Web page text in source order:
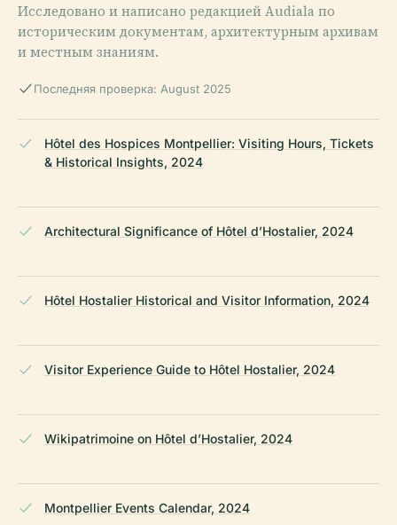
Исследовано и написано редакцией Audiala по
историческим документам, архитектурным архивам
и местным знаниям.
Последняя проверка: August 2025
Hôtel des Hospices Montpellier: Visiting Hours, Tickets
& Historical Insights, 2024
Architectural Significance of Hôtel d’Hostalier, 2024
Hôtel Hostalier Historical and Visitor Information, 2024
Visitor Experience Guide to Hôtel Hostalier, 2024
Wikipatrimoine on Hôtel d’Hostalier, 2024
Montpellier Events Calendar, 2024